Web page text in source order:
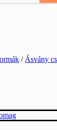
/ Ásvány